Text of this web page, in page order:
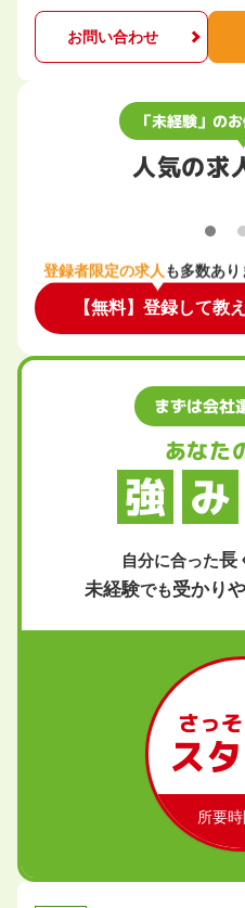
お問い合わせ
「未経験」の
人気の求
登録者限定の求人も多数あり
【無料】登録して教
まずは会社
あなた
強 み
自分に合った長
未経験でも受かり
さっ
ス
所要時